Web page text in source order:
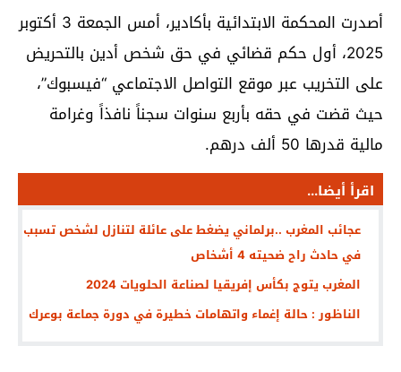
أصدرت المحكمة الابتدائية بأكادير، أمس الجمعة 3 أكتوبر
2025، أول حكم قضائي في حق شخص أدين بالتحريض
على التخريب عبر موقع التواصل الاجتماعي “فيسبوك”،
حيث قضت في حقه بأربع سنوات سجناً نافذاً وغرامة
مالية قدرها 50 ألف درهم.
اقرأ أيضا...
عجائب المغرب ..برلماني يضغط على عائلة لتنازل لشخص تسبب
في حادث راح ضحيته 4 أشخاص
المغرب يتوج بكأس إفريقيا لصناعة الحلويات 2024
الناظور : حالة إغماء واتهامات خطيرة في دورة جماعة بوعرك